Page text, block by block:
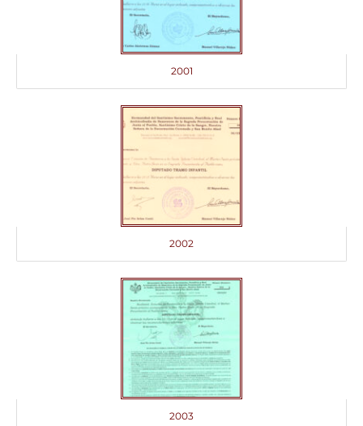
2001
2002
2003